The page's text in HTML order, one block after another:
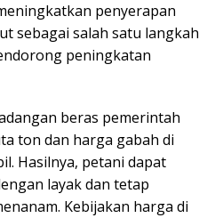
penyerapan
sebagai salah satu langkah
peningkatan
beras pemerintah
ton dan harga gabah di
Hasilnya, petani dapat
layak dan tetap
Kebijakan harga di